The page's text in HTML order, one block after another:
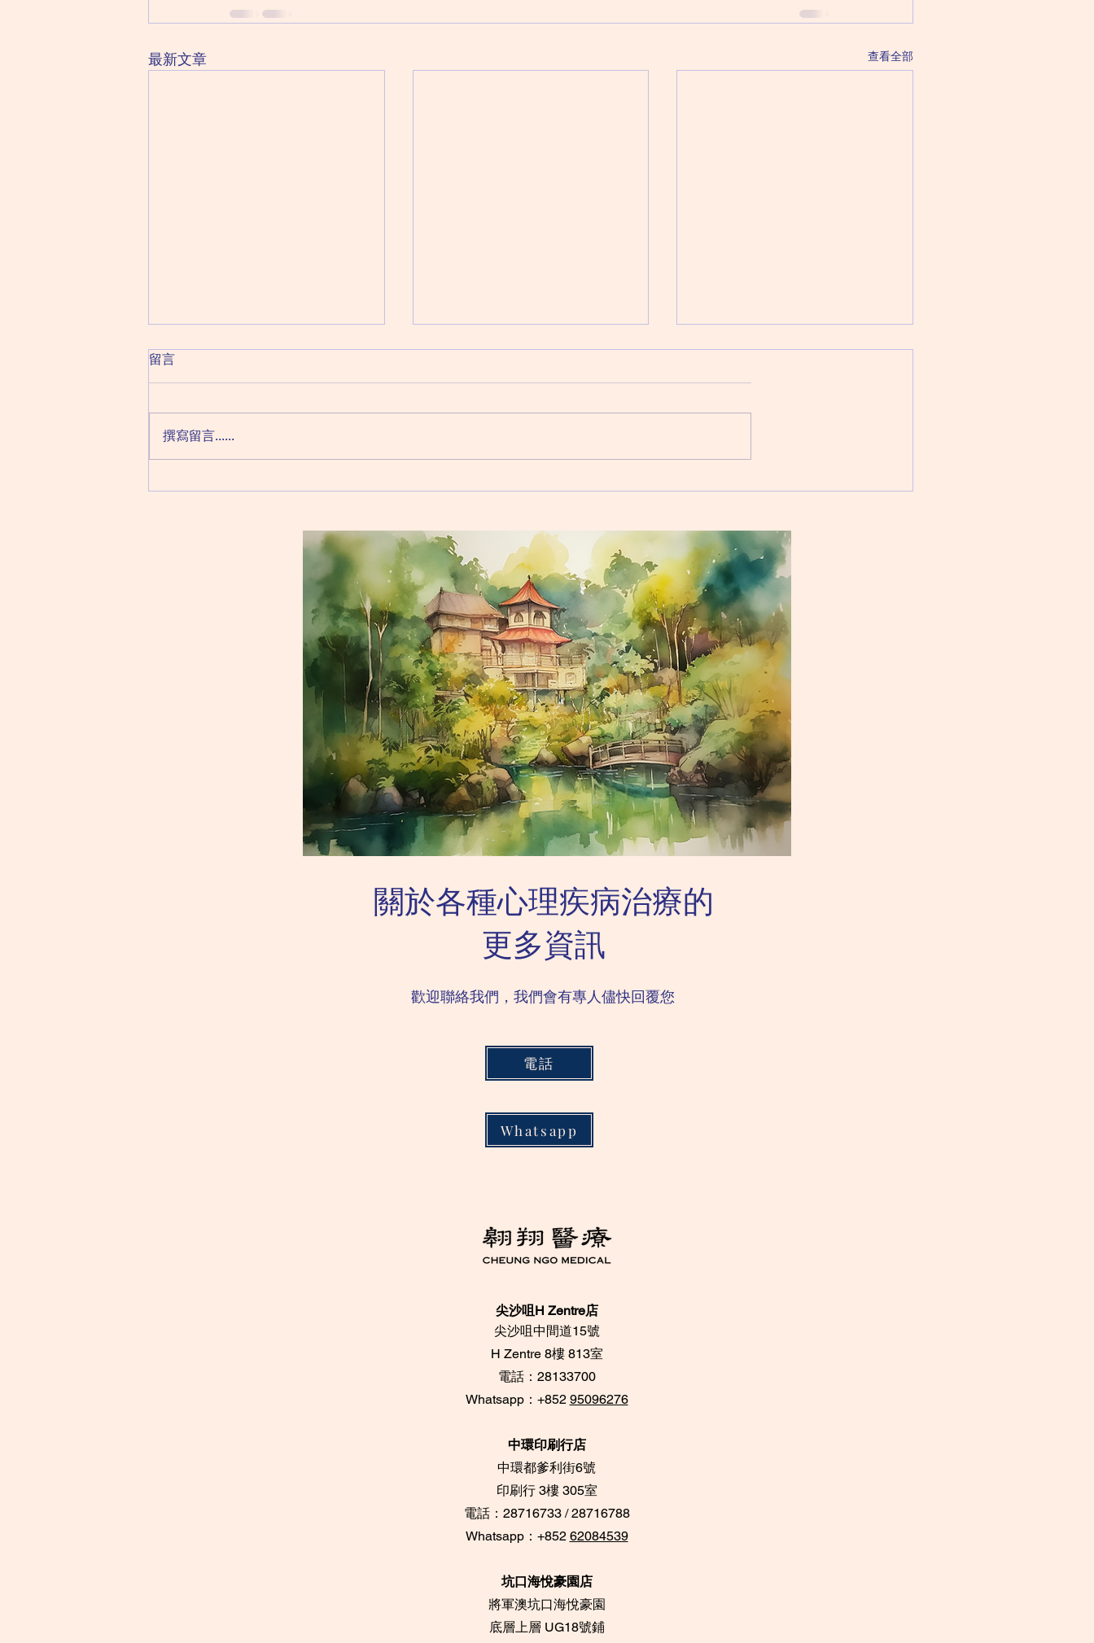
最新文章 查看全部
什麼是血清素？兒童及青少年
物。但若果情況嚴重，抗抑鬱藥的
確能夠有效減輕抑鬱症症狀，避免
鬱藥可用於治療兒童及青少年的抑
抑鬱了該怎麼辦？不能只依靠
患者大多跟常人沒多大分別。 治
不能一本通書睇到老，每個患者也
需要有不同的方法。...
高度警戒！抑鬱症兒童自殺的
年，產生自殺念頭。 患上抑鬱症
殺念頭不是罕見的事，每10個抑
鬱孩童有6個會出現自殺念頭。當
中的一...
留言
撰寫留言......
關於各種心理疾病治療的
更多資訊
歡迎聯絡我們，我們會有專人儘快回覆您
電話
Whatsapp
尖沙咀H Zentre店
尖沙咀中間道15號
​H Zentre 8樓 813室
電話：28133700
​Whatsapp：+852 95096276
中環印刷行店
中環都爹利街6號
​印刷行 3樓 305室
電話：28716733 / 28716788
Whatsapp：+852 62084539
坑口海悅豪園店
將軍澳坑口海悅豪園
底層上層 UG18號鋪